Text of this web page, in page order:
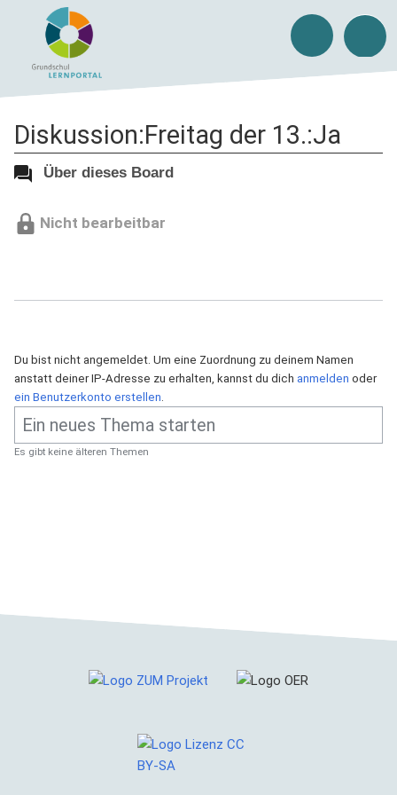
Diskussion:Freitag der 13.:Ja
Über dieses Board
Nicht bearbeitbar
Du bist nicht angemeldet. Um eine Zuordnung zu deinem Namen
anstatt deiner IP-Adresse zu erhalten, kannst du dich anmelden oder
ein Benutzerkonto erstellen.
Es gibt keine älteren Themen